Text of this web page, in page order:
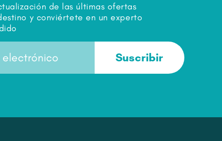
de las últimas ofertas
y conviértete en un experto
Suscribir